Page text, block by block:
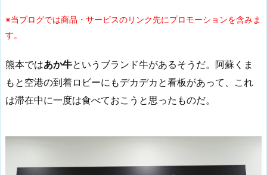
※当ブログでは商品・サービスのリンク先にプロモーションを含みま
す。
熊本ではあか牛というブランド牛があるそうだ。阿蘇くま
もと空港の到着ロビーにもデカデカと看板があって、これ
は滞在中に一度は食べておこうと思ったものだ。